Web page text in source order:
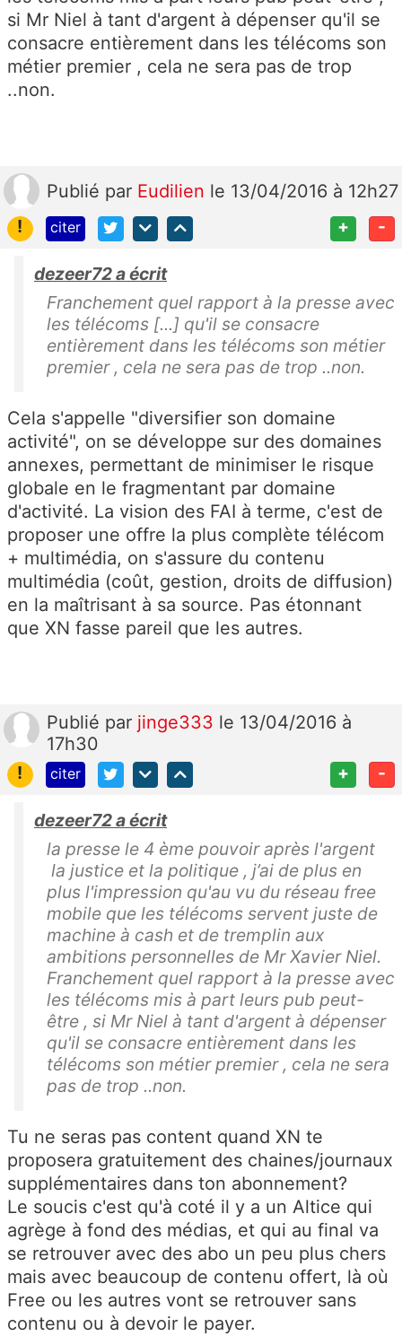
si Mr Niel à tant d'argent à dépenser qu'il se
consacre entièrement dans les télécoms son
métier premier , cela ne sera pas de trop
..non.
Publié par Eudilien le 13/04/2016 à 12h27
!
citer + -
dezeer72 a écrit
Franchement quel rapport à la presse avec
les télécoms [...] qu'il se consacre
entièrement dans les télécoms son métier
premier , cela ne sera pas de trop ..non.
Cela s'appelle "diversifier son domaine
activité", on se développe sur des domaines
annexes, permettant de minimiser le risque
globale en le fragmentant par domaine
d'activité. La vision des FAI à terme, c'est de
proposer une offre la plus complète télécom
+ multimédia, on s'assure du contenu
multimédia (coût, gestion, droits de diffusion)
en la maîtrisant à sa source. Pas étonnant
que XN fasse pareil que les autres.
Publié par jinge333 le 13/04/2016 à
17h30
!
citer + -
dezeer72 a écrit
la presse le 4 ème pouvoir après l'argent
la justice et la politique , j’ai de plus en
plus l'impression qu'au vu du réseau free
mobile que les télécoms servent juste de
machine à cash et de tremplin aux
ambitions personnelles de Mr Xavier Niel.
Franchement quel rapport à la presse avec
les télécoms mis à part leurs pub peut-
être , si Mr Niel à tant d'argent à dépenser
qu'il se consacre entièrement dans les
télécoms son métier premier , cela ne sera
pas de trop ..non.
Tu ne seras pas content quand XN te
proposera gratuitement des chaines/journaux
supplémentaires dans ton abonnement?
Le soucis c'est qu'à coté il y a un Altice qui
agrège à fond des médias, et qui au final va
se retrouver avec des abo un peu plus chers
mais avec beaucoup de contenu offert, là où
Free ou les autres vont se retrouver sans
contenu ou à devoir le payer.